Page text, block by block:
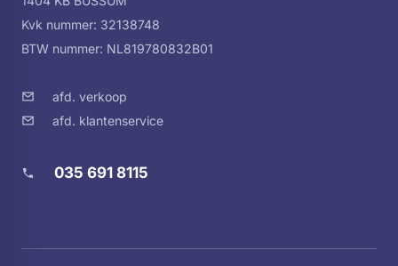
Kvk nummer: 32138748
BTW nummer: NL819780832B01
afd. verkoop
afd. klantenservice
035 691 8115